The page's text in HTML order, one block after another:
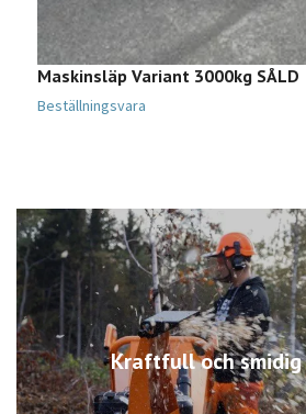
Kraftfull och
Maskinsläp Variant 3000kg SÅLD
Beställningsvara